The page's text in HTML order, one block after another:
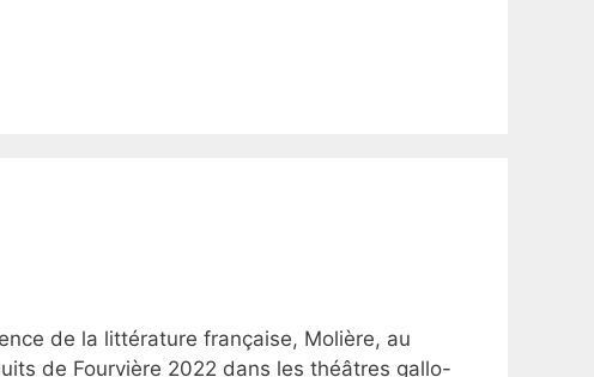
de la littérature française, Molière, au
de Fourvière 2022 dans les théâtres gallo-